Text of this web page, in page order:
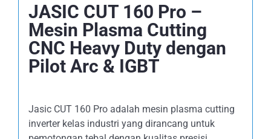
JASIC CUT 160 Pro –
Mesin Plasma Cutting
CNC Heavy Duty dengan
Pilot Arc & IGBT
Jasic CUT 160 Pro adalah mesin plasma cutting
inverter kelas industri yang dirancang untuk